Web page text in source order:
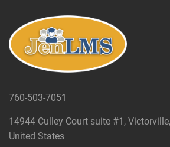
760-503-7051
14944 Culley Court suite #1,
United States